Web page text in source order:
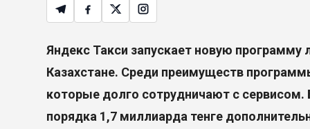
Яндекс Такси запускает новую программу
Казахстане. Среди преимуществ
которые долго сотрудничают с сервисом.
порядка 1,7 миллиарда тенге